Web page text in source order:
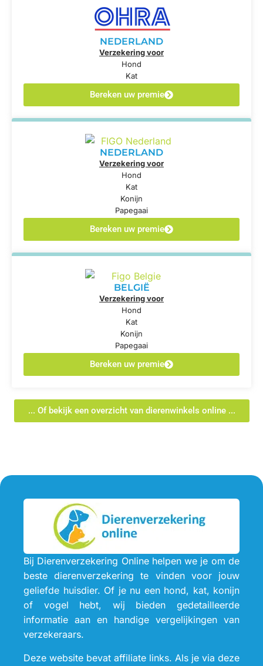
NEDERLAND
Verzekering voor
Hond
Kat
Bereken uw premie
NEDERLAND
Verzekering voor
Hond
Kat
Konijn
Papegaai
Bereken uw premie
BELGIË
Verzekering voor
Hond
Kat
Konijn
Papegaai
Bereken uw premie
... Of bekijk een overzicht van dierenwinkels online ...
Bij Dierenverzekering Online helpen we je om de
beste dierenverzekering te vinden voor jouw
geliefde huisdier. Of je nu een hond, kat, konijn
of vogel hebt, wij bieden gedetailleerde
informatie aan en handige vergelijkingen van
verzekeraars.
Deze website bevat affiliate links. Als je via deze